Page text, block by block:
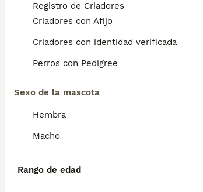
Registro de Criadores
Criadores con Afijo
Criadores con identidad verificada
Perros con Pedigree
Sexo de la mascota
Hembra
Macho
Rango de edad